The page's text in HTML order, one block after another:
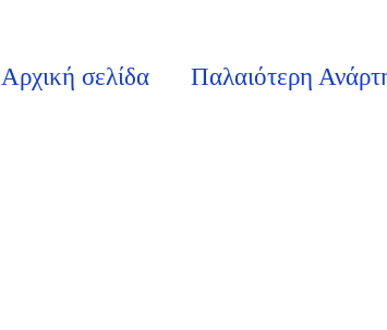
Παλαιότερη
Αρχική σελίδα